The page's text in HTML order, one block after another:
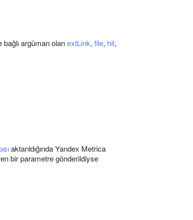
argüman olanextLink, file, hit,
aktarıldığında Yandex Metrica
bir parametre gönderildiyse